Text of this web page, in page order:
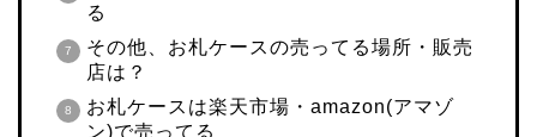
る
その他、お札ケースの売ってる場所・販売
店は？
お札ケースは楽天市場・amazon(アマゾ
ン)で売ってる